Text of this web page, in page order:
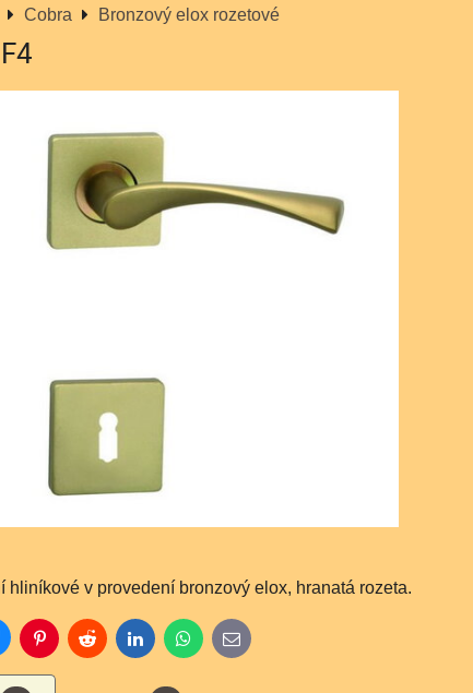
Cobra Bronzový elox rozetové
hliníkové v provedení bronzový elox, hranatá rozeta.
PinterestReddit LinkedInWhatsApp
E-
mail